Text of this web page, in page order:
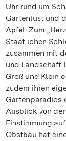
Uhr rund um
Gartenlust und
Apfel. Zum
Staatlichen
zusammen mit
und Landschaft
Groß und Klein
zudem ihren
Gartenparadies
Ausblick von
Einstimmung
Obstbau hat